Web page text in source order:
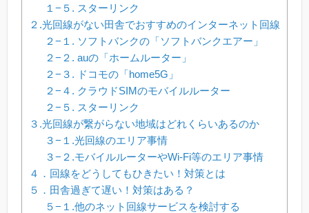
１−５. スターリンク
２.光回線がない田舎でおすすめのインターネット回線
２−１. ソフトバンクの「ソフトバンクエアー」
２−２. auの「ホームルーター」
２−３. ドコモの「home5G」
２−４. クラウドSIMのモバイルルーター
２−５. スターリンク
３.光回線が繋がらない地域はどれくらいあるのか
３−１.光回線のエリア事情
３−２.モバイルルーターやWi-Fi等のエリア事情
４．回線をどうしてもひきたい！対策とは
５．田舎過ぎて遅い！対策はある？
５−１.他のネット回線サービスを検討する